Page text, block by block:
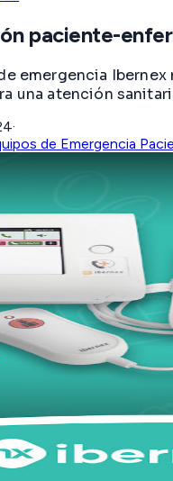
paciente-
emergencia
una atención
·
de Emergencia